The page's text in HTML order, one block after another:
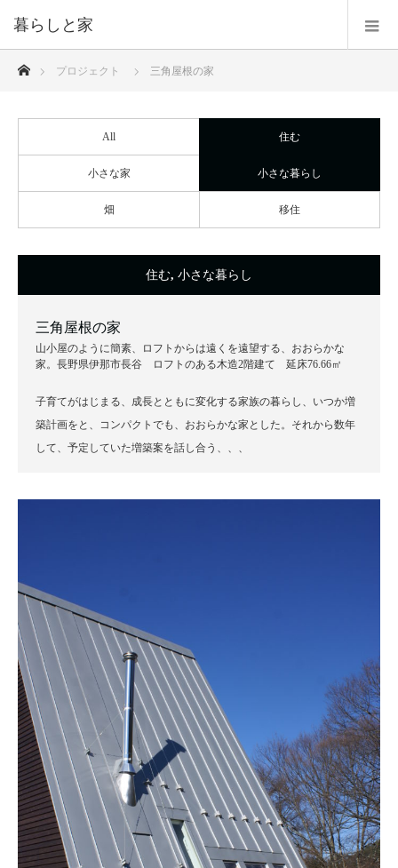
暮らしと家
ホームプロジェクト 三角屋根の家
All 住む
小さな家 小さな暮らし
畑 移住
住む, 小さな暮らし
三角屋根の家
山小屋のように簡素、ロフトからは遠くを遠望する、おおらかな
家。長野県伊那市長谷 ロフトのある木造2階建て 延床76.66㎡
子育てがはじまる、成長とともに変化する家族の暮らし、いつか増
築計画をと、コンパクトでも、おおらかな家とした。それから数年
して、予定していた増築案を話し合う、、、